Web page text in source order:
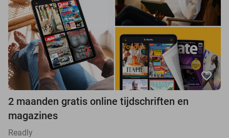
favorite_border
2 maanden gratis online tijdschriften en
magazines
Readly